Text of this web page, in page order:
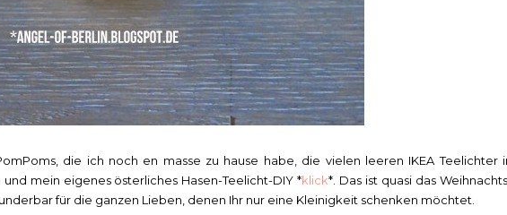
die ich noch en masse zu hause habe, die vielen leeren IKEA Teelichter
mein eigenes österliches Hasen-Teelicht-DIY *klick*. Das ist quasi das
für die ganzen Lieben, denen Ihr nur eine Kleinigkeit schenken möchtet.